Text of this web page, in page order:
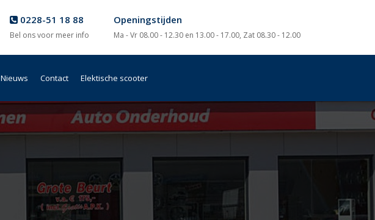
Openingstijden
Ma - Vr 08.00 - 12.30 en 13.00 - 17.00, Zat 08.30 - 12.00
0228-51 18 88
Bel ons voor meer info
Nieuws Contact Elektische scooter